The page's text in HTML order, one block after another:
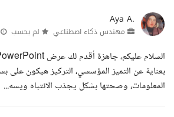
Aya A.
مهندس ذكاء اصطناعي لم يحسب
بعناية عن التميز المؤسسي، التركيز هيكون
المعلومات، وصحتها بشكل يجذب الانتباه ويسه...